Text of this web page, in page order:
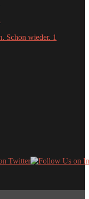
Schon wieder. 1